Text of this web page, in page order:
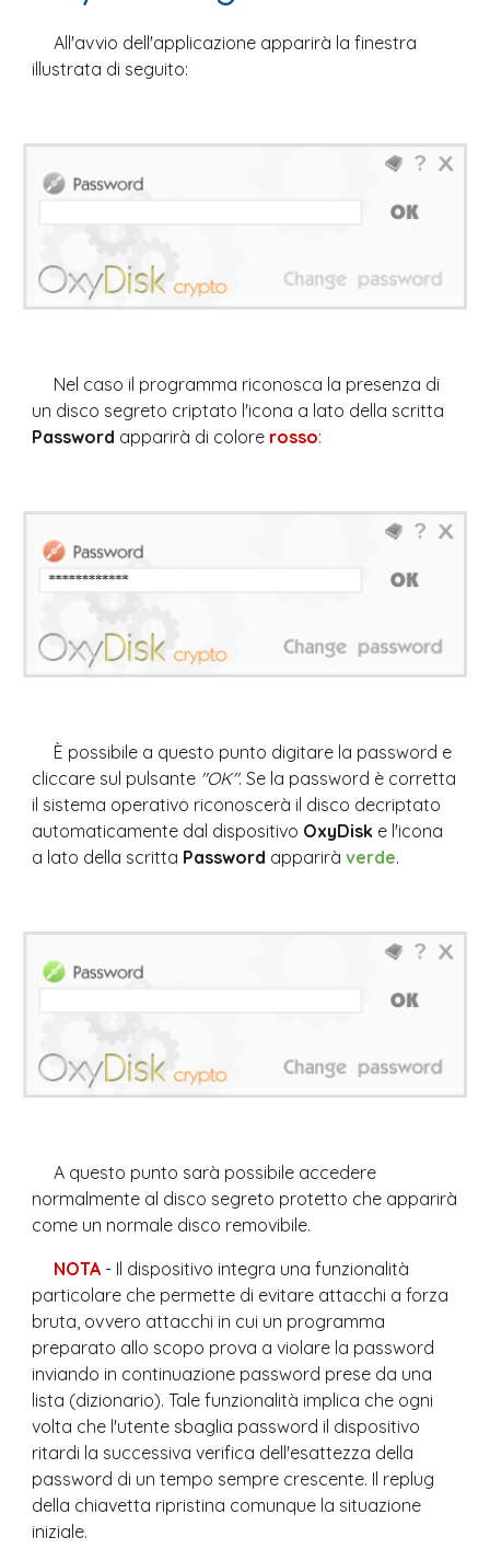
All'avvio dell'applicazione apparirà la finestra
illustrata di seguito:
Nel caso il programma riconosca la presenza di
Password apparirà di colore rosso:
È possibile a questo punto digitare la password e
cliccare sul pulsante "OK". Se la password è corretta
il sistema operativo riconoscerà il disco decriptato
automaticamente dal dispositivo OxyDisk e l'icona
a lato della scritta Password apparirà verde.
A questo punto sarà possibile accedere
normalmente al disco segreto protetto che apparirà
come un normale disco removibile.
NOTA - Il dispositivo integra una funzionalità
particolare che permette di evitare attacchi a forza
bruta, ovvero attacchi in cui un programma
preparato allo scopo prova a violare la password
inviando in continuazione password prese da una
lista (dizionario). Tale funzionalità implica che ogni
volta che l'utente sbaglia password il dispositivo
ritardi la successiva verifica dell'esattezza della
password di un tempo sempre crescente. Il replug
della chiavetta ripristina comunque la situazione
iniziale.